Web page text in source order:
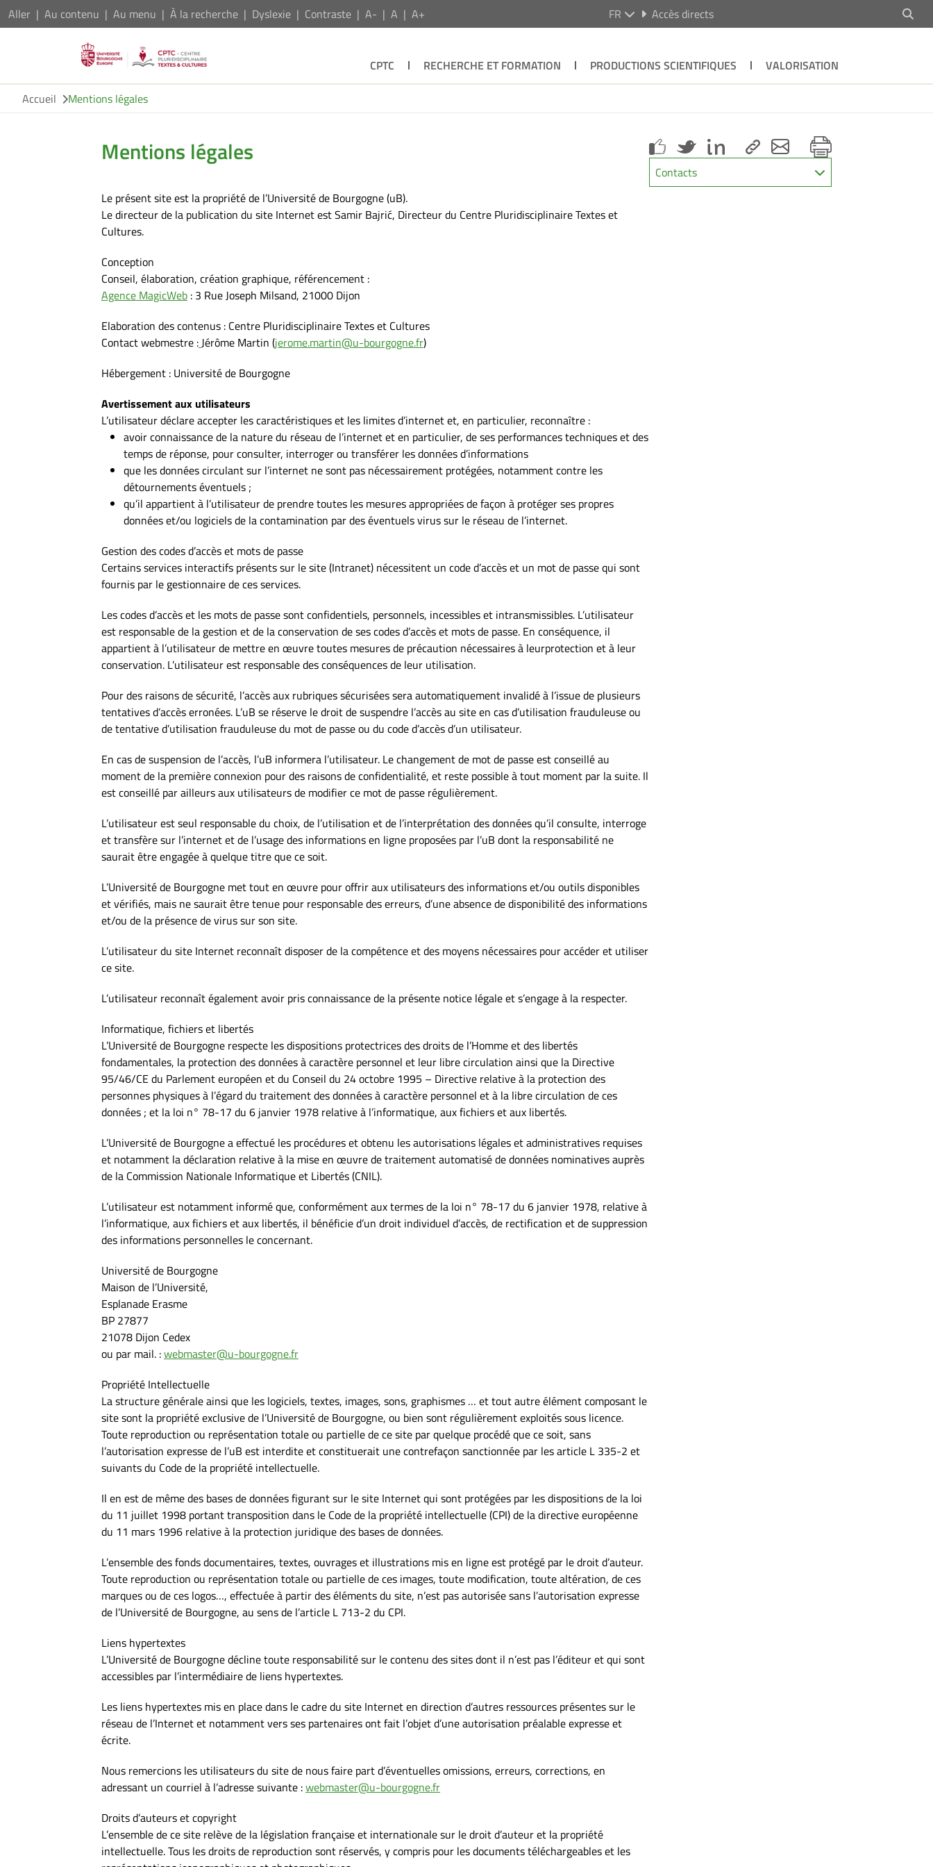
Aller Au contenu Au menu À la recherche Dyslexie Contraste A- A A+ FR Accès directs
CPTC RECHERCHE ET FORMATION PRODUCTIONS SCIENTIFIQUES
VALORISATION
Accueil
Mentions légales
Mentions légales
Le présent site est la propriété de l’Université de Bourgogne (uB).
Le directeur de la publication du site Internet est Samir Bajrić, Directeur du Centre Pluridisciplinaire Textes et
Cultures.
Conception
Conseil, élaboration, création graphique, référencement :
Agence MagicWeb : 3 Rue Joseph Milsand, 21000 Dijon
Elaboration des contenus : Centre Pluridisciplinaire Textes et Cultures
Contact webmestre :Jérôme Martin (jerome.martin@u-bourgogne.fr)
Hébergement : Université de Bourgogne
Avertissement aux utilisateurs
L’utilisateur déclare accepter les caractéristiques et les limites d’internet et, en particulier, reconnaître :
avoir connaissance de la nature du réseau de l’internet et en particulier, de ses performances techniques et des
temps de réponse, pour consulter, interroger ou transférer les données d’informations
que les données circulant sur l’internet ne sont pas nécessairement protégées, notamment contre les
détournements éventuels ;
qu’il appartient à l’utilisateur de prendre toutes les mesures appropriées de façon à protéger ses propres
données et/ou logiciels de la contamination par des éventuels virus sur le réseau de l’internet.
Gestion des codes d’accès et mots de passe
Certains services interactifs présents sur le site (Intranet) nécessitent un code d’accès et un mot de passe qui sont
fournis par le gestionnaire de ces services.
Les codes d’accès et les mots de passe sont confidentiels, personnels, incessibles et intransmissibles. L’utilisateur
est responsable de la gestion et de la conservation de ses codes d’accès et mots de passe. En conséquence, il
appartient à l’utilisateur de mettre en œuvre toutes mesures de précaution nécessaires à leurprotection et à leur
conservation. L’utilisateur est responsable des conséquences de leur utilisation.
Pour des raisons de sécurité, l’accès aux rubriques sécurisées sera automatiquement invalidé à l’issue de plusieurs
tentatives d’accès erronées. L’uB se réserve le droit de suspendre l’accès au site en cas d’utilisation frauduleuse ou
de tentative d’utilisation frauduleuse du mot de passe ou du code d’accès d’un utilisateur.
En cas de suspension de l’accès, l’uB informera l’utilisateur. Le changement de mot de passe est conseillé au
moment de la première connexion pour des raisons de confidentialité, et reste possible à tout moment par la suite. Il
est conseillé par ailleurs aux utilisateurs de modifier ce mot de passe régulièrement.
L’utilisateur est seul responsable du choix, de l’utilisation et de l’interprétation des données qu’il consulte, interroge
et transfère sur l’internet et de l’usage des informations en ligne proposées par l’uB dont la responsabilité ne
saurait être engagée à quelque titre que ce soit.
L’Université de Bourgogne met tout en œuvre pour offrir aux utilisateurs des informations et/ou outils disponibles
et vérifiés, mais ne saurait être tenue pour responsable des erreurs, d’une absence de disponibilité des informations
et/ou de la présence de virus sur son site.
L’utilisateur du site Internet reconnaît disposer de la compétence et des moyens nécessaires pour accéder et utiliser
ce site.
L’utilisateur reconnaît également avoir pris connaissance de la présente notice légale et s’engage à la respecter.
Informatique, fichiers et libertés
L’Université de Bourgogne respecte les dispositions protectrices des droits de l’Homme et des libertés
fondamentales, la protection des données à caractère personnel et leur libre circulation ainsi que la Directive
95/46/CE du Parlement européen et du Conseil du 24 octobre 1995 – Directive relative à la protection des
personnes physiques à l’égard du traitement des données à caractère personnel et à la libre circulation de ces
données ; et la loi n° 78-17 du 6 janvier 1978 relative à l’informatique, aux fichiers et aux libertés.
L’Université de Bourgogne a effectué les procédures et obtenu les autorisations légales et administratives requises
et notamment la déclaration relative à la mise en œuvre de traitement automatisé de données nominatives auprès
de la Commission Nationale Informatique et Libertés (CNIL).
L’utilisateur est notamment informé que, conformément aux termes de la loi n° 78-17 du 6 janvier 1978, relative à
l’informatique, aux fichiers et aux libertés, il bénéficie d’un droit individuel d’accès, de rectification et de suppression
des informations personnelles le concernant.
Université de Bourgogne
Maison de l’Université,
Esplanade Erasme
BP 27877
21078 Dijon Cedex
ou par mail. :webmaster@u-bourgogne.fr
Propriété Intellectuelle
La structure générale ainsi que les logiciels, textes, images, sons, graphismes … et tout autre élément composant le
site sont la propriété exclusive de l’Université de Bourgogne, ou bien sont régulièrement exploités sous licence.
Toute reproduction ou représentation totale ou partielle de ce site par quelque procédé que ce soit, sans
l’autorisation expresse de l’uB est interdite et constituerait une contrefaçon sanctionnée par les article L 335-2 et
suivants du Code de la propriété intellectuelle.
Il en est de même des bases de données figurant sur le site Internet qui sont protégées par les dispositions de la loi
du 11 juillet 1998 portant transposition dans le Code de la propriété intellectuelle (CPI) de la directive européenne
du 11 mars 1996 relative à la protection juridique des bases de données.
L’ensemble des fonds documentaires, textes, ouvrages et illustrations mis en ligne est protégé par le droit d’auteur.
Toute reproduction ou représentation totale ou partielle de ces images, toute modification, toute altération, de ces
marques ou de ces logos…, effectuée à partir des éléments du site, n’est pas autorisée sans l’autorisation expresse
de l’Université de Bourgogne, au sens de l’article L 713-2 du CPI.
Liens hypertextes
L’Université de Bourgogne décline toute responsabilité sur le contenu des sites dont il n’est pas l’éditeur et qui sont
accessibles par l’intermédiaire de liens hypertextes.
Les liens hypertextes mis en place dans le cadre du site Internet en direction d’autres ressources présentes sur le
réseau de l’Internet et notamment vers ses partenaires ont fait l’objet d’une autorisation préalable expresse et
écrite.
Nous remercions les utilisateurs du site de nous faire part d’éventuelles omissions, erreurs, corrections, en
adressant un courriel à l’adresse suivante :webmaster@u-bourgogne.fr
Droits d’auteurs et copyright
L’ensemble de ce site relève de la législation française et internationale sur le droit d’auteur et la propriété
intellectuelle. Tous les droits de reproduction sont réservés, y compris pour les documents téléchargeables et les
Contacts